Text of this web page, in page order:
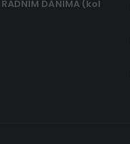
DANIMA (kol